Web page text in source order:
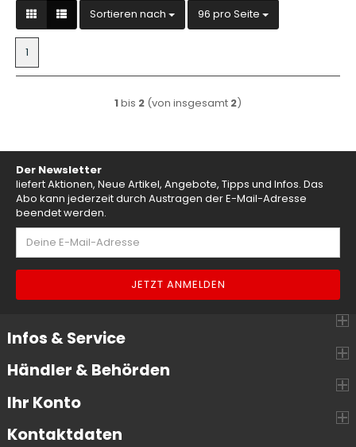
Sortieren nach
Sortieren nach 96 pro Seite
pro Seite
1
1bis 2 (von insgesamt 2)
Der Newsletter
liefert Aktionen, Neue Artikel, Angebote, Tipps und Infos. Das
Abo kann jederzeit durch Austragen der E-Mail-Adresse
beendet werden.
Infos & Service
Händler & Behörden
Ihr Konto
Kontaktdaten